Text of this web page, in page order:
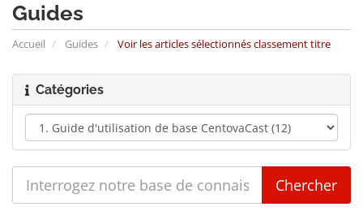
Guides
Accueil Guides Voir les articles sélectionnés classement titre
Catégories